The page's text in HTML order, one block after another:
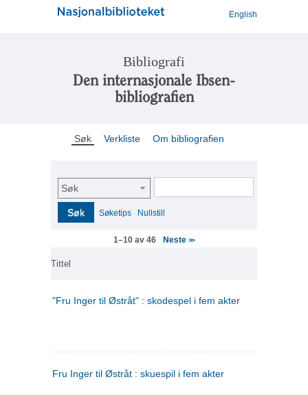
English
Bibliografi
Den internasjonale Ibsen-
bibliografien
Søk Verkliste Om bibliografien
Søk
Søk Søketips Nullstill
1–10 av 46 Neste>>
Tittel
"Fru Inger til Østråt" : skodespel i fem akter
Fru Inger til Østråt : skuespil i fem akter